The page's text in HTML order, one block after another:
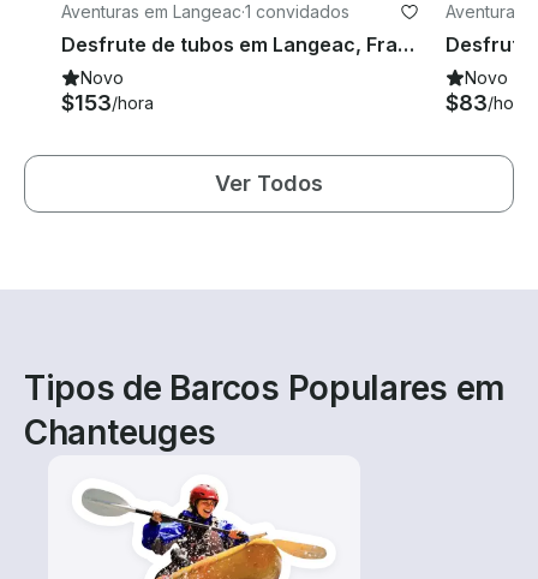
Aventuras em Langeac·1 convidados
Desfrute de tubos em Langeac, França
Novo
$153/hora
Aventuras
-sur-
Novo
$83/hora
Ver Todos
Tipos de Barcos Populares em
Chanteuges